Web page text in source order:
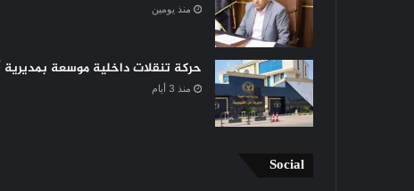
منذ يومين
حركة تنقلات داخلية موسعة بمديرية
منذ 3 أيام
Social